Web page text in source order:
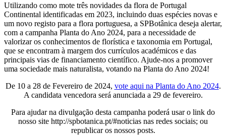
Utilizando como mote três novidades da flora de Portugal
Continental identificadas em 2023, incluindo duas espécies novas e
um novo registo para a flora portuguesa, a SPBotânica deseja alertar,
com a campanha Planta do Ano 2024, para a necessidade de
valorizar os conhecimentos de florística e taxonomia em Portugal,
que se encontram à margem dos currículos académicos e das
principais vias de financiamento científico. Ajude-nos a promover
uma sociedade mais naturalista, votando na Planta do Ano 2024!
De 10 a 28 de Fevereiro de 2024, vote aqui na Planta do Ano 2024.
A candidata vencedora será anunciada a 29 de fevereiro.
Para ajudar na divulgação desta campanha poderá usar o link do
nosso site http://spbotanica.pt/#noticias nas redes sociais; ou
republicar os nossos posts.